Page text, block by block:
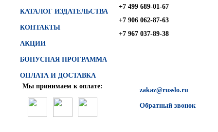
КАТАЛОГ ИЗДАТЕЛЬСТВА
КОНТАКТЫ
АКЦИИ
БОНУСНАЯ ПРОГРАММА
ОПЛАТА И ДОСТАВКА
+7 499 689-01-67
+7 906 062-87-63
+7 967 037-89-38
zakaz@russlo.ru
Обратный звонок
Мы принимаем к оплате: